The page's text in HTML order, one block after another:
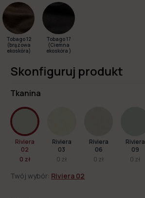
Tobago 12
(brązowa
ekoskóra)
Tobago 17
(Ciemna
ekoskóra )
Skonfiguruj produkt
Tkanina
Riviera
02
0 zł
Riviera
03
0 zł
Riviera
06
0 zł
Riviera
09
0 zł
Twój wybór: Riviera 02